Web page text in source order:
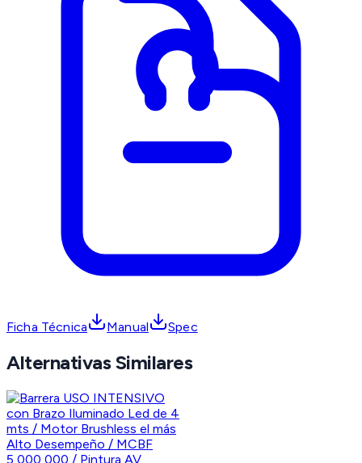
Ficha Técnica Manual Spec
Alternativas Similares